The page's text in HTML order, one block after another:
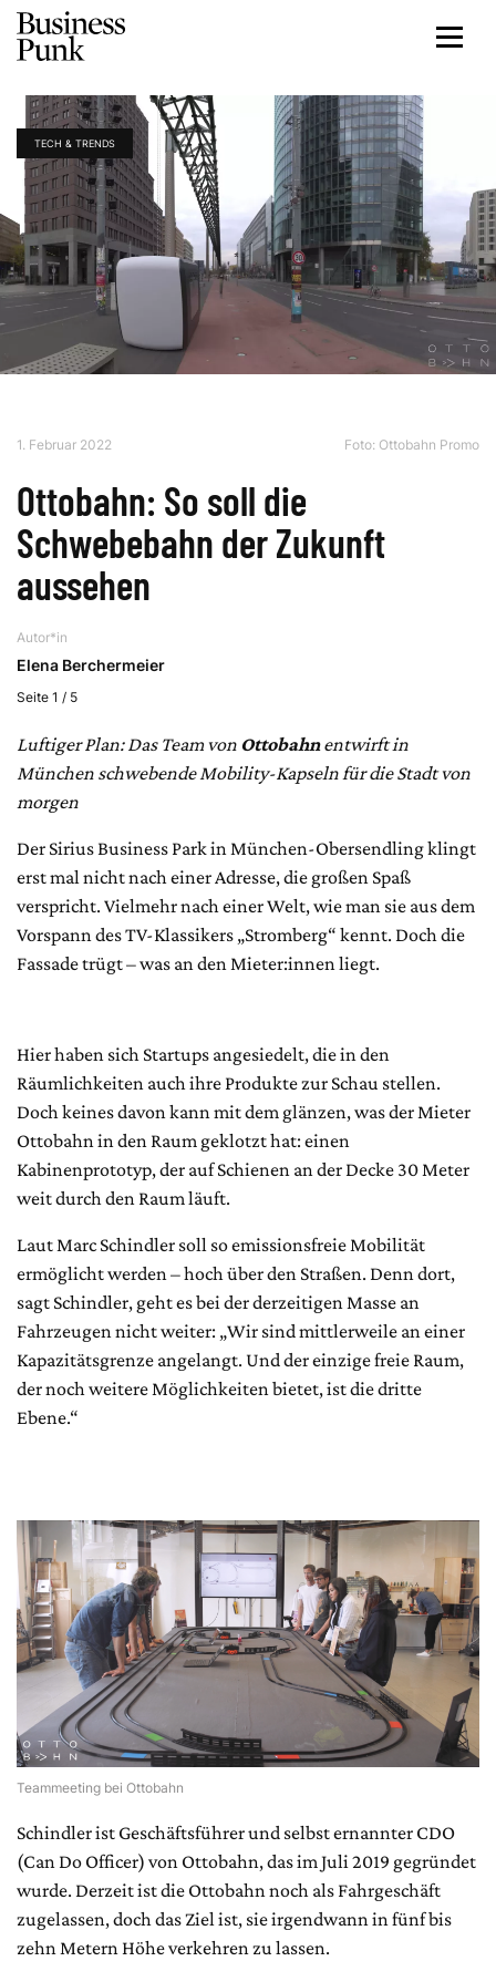
TECH & TRENDS
1. Februar 2022 Foto: Ottobahn Promo
Ottobahn: So soll die
Schwebebahn der Zukunft
aussehen
Autor*in
Elena Berchermeier
Seite 1 / 5
Luftiger Plan: Das Team von Ottobahnentwirft in
München schwebende Mobility-Kapseln für die Stadt von
morgen
Der Sirius Business Park in München-Obersendling klingt
erst mal nicht nach einer Adresse, die großen Spaß
verspricht. Vielmehr nach einer Welt, wie man sie aus dem
Vorspann des TV-Klassikers „Stromberg“ kennt. Doch die
Fassade trügt – was an den Mieter:innen liegt.
Hier haben sich Startups angesiedelt, die in den
Räumlichkeiten auch ihre Produkte zur Schau stellen.
Doch keines davon kann mit dem glänzen, was der Mieter
Ottobahn in den Raum geklotzt hat: einen
Kabinenprototyp, der auf Schienen an der Decke 30 Meter
weit durch den Raum läuft.
Laut Marc Schindler soll so emissionsfreie Mobilität
ermöglicht werden – hoch über den Straßen. Denn dort,
sagt Schindler, geht es bei der derzeitigen Masse an
Fahrzeugen nicht weiter: „Wir sind mittlerweile an einer
Kapazitätsgrenze angelangt. Und der einzige freie Raum,
der noch weitere Möglichkeiten bietet, ist die dritte
Ebene.“
Teammeeting bei Ottobahn
Schindler ist Geschäftsführer und selbst ernannter CDO
(Can Do Officer) von Ottobahn, das im Juli 2019 gegründet
wurde. Derzeit ist die Ottobahn noch als Fahrgeschäft
zugelassen, doch das Ziel ist, sie irgendwann in fünf bis
zehn Metern Höhe verkehren zu lassen.